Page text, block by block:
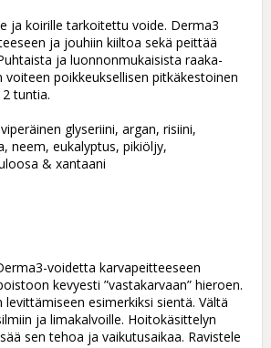
ja koirille tarkoitettu voide. Derma3
ja jouhiin kiiltoa sekä peittää
ja luonnonmukaisista raaka-
poikkeuksellisen pitkäkestoinen
tuntia.
glyseriini, argan, risiini,
neem, eukalyptus, pikiöljy,
& xantaani
voidetta karvapeitteeseen
kevyesti ”vastakarvaan” hieroen.
esimerkiksi sientä. Vältä
ja limakalvoille. Hoitokäsittelyn
sen tehoa ja vaikutusaikaa. Ravistele